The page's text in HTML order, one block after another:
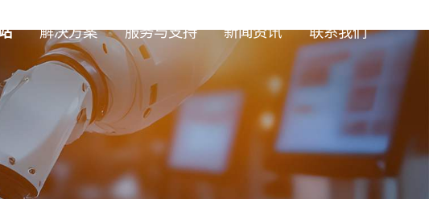
解决方案 服务与支持 新闻资讯 联系我们